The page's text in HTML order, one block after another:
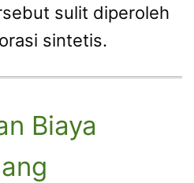
sulit diperoleh
sintetis.
Biaya